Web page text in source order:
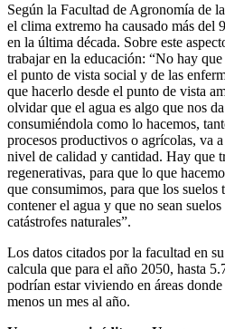
Según la Facultad de Agronomía de
el clima extremo ha causado más del
en la última década. Sobre este
trabajar en la educación: “No hay
el punto de vista social y de las
que hacerlo desde el punto de vista
olvidar que el agua es algo que nos
consumiéndola como lo hacemos,
procesos productivos o agrícolas, va
nivel de calidad y cantidad. Hay que
regenerativas, para que lo que
que consumimos, para que los suelos
contener el agua y que no sean
catástrofes naturales”.
Los datos citados por la facultad en
calcula que para el año 2050, hasta
podrían estar viviendo en áreas donde
menos un mes al año.